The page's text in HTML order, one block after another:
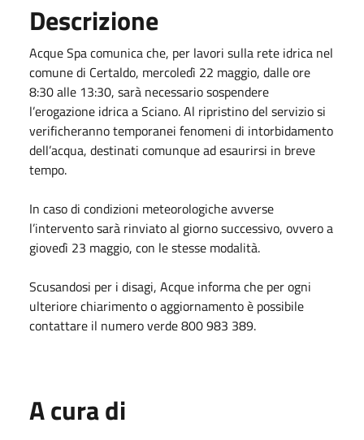
Descrizione
Acque Spa comunica che, per lavori sulla rete idrica nel
comune di Certaldo, mercoledì 22 maggio, dalle ore
8:30 alle 13:30, sarà necessario sospendere
l’erogazione idrica a Sciano. Al ripristino del servizio si
verificheranno temporanei fenomeni di intorbidamento
dell’acqua, destinati comunque ad esaurirsi in breve
tempo.
In caso di condizioni meteorologiche avverse
l’intervento sarà rinviato al giorno successivo, ovvero a
giovedì 23 maggio, con le stesse modalità.
Scusandosi per i disagi, Acque informa che per ogni
ulteriore chiarimento o aggiornamento è possibile
contattare il numero verde 800 983 389.
A cura di